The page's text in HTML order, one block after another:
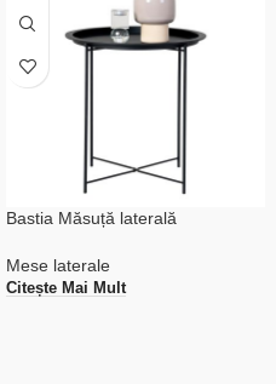
Bastia Măsuță laterală
Mese laterale
Citește Mai Mult